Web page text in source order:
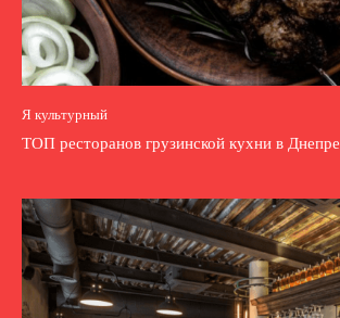
Я культурный
ТОП ресторанов грузинской кухни в Днепре